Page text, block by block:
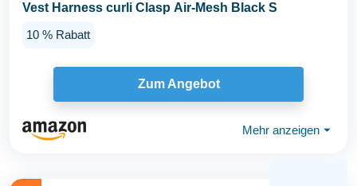
Vest Harness curli Clasp Air-Mesh Black S
10 % Rabatt
Zum Angebot
Mehr anzeigen ⏷